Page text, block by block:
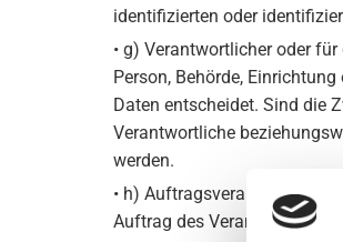
identifizierten oder
• g) Verantwortlicher oder
Person, Behörde,
Daten entscheidet. Sind die
Verantwortliche
werden.
• h) Auftragsverarbeiter
Auftrag des Verantwortlichen